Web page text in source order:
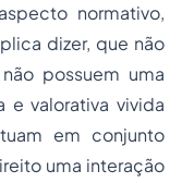
normativo,
dizer, que não
possuem uma
valorativa vivida
em conjunto
uma interação